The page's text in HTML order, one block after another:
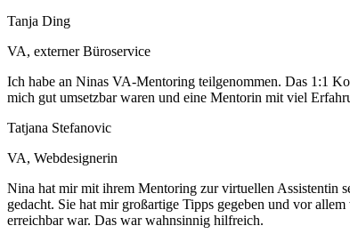
Tanja Ding
VA, externer Büroservice
Ich habe an Ninas VA-Mentoring teilgenommen. Das 1:1
mich gut umsetzbar waren und eine Mentorin mit viel
Tatjana Stefanovic
VA, Webdesignerin
Nina hat mir mit ihrem Mentoring zur virtuellen Assistentin
gedacht. Sie hat mir großartige Tipps gegeben und vor
erreichbar war. Das war wahnsinnig hilfreich.